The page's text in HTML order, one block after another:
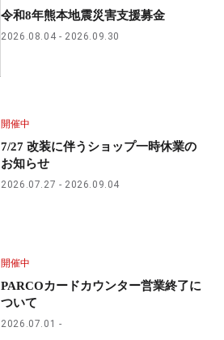
令和8年熊本地震災害支援募金
2026.08.04 2026.09.30
開催中
7/27 改装に伴うショップ一時休業の
お知らせ
2026.07.27 2026.09.04
開催中
PARCOカードカウンター営業終了に
ついて
2026.07.01